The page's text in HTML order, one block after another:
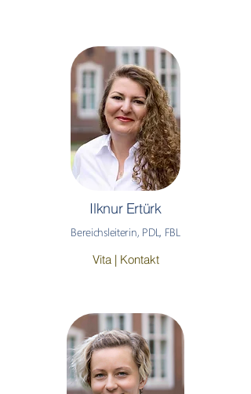
Ilknur Ertürk
Bereichsleiterin, PDL, FBL
Vita | Kontakt